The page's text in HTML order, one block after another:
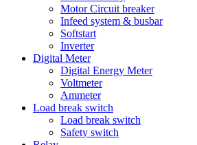
Motor Circuit breaker
Infeed system & busbar
Softstart
Inverter
Digital Meter
Digital Energy Meter
Voltmeter
Ammeter
Load break switch
Load break switch
Safety switch